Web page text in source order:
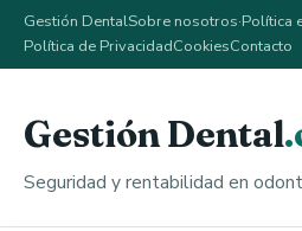
Gestión DentalSobre nosotros·Política
Política de PrivacidadCookiesContacto
Gestión Dental
Seguridad y rentabilidad en